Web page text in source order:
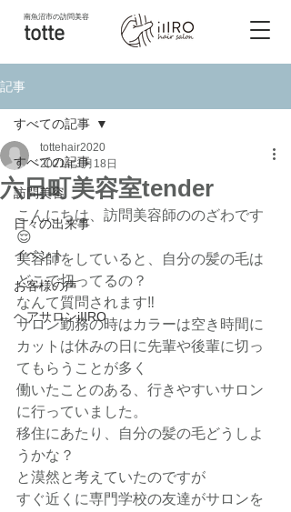
南魚沼市の訪問美容
totte
記事
すべての記事
訪問美容
日々の出来事
イベント
お客様の声
ヘアサロンiIIRO
すべての記事
六日町美容室tender
tottehair2020
2021年1月18日
こんにちは、訪問美容師ののざわです
😌
美容師をしていると、自分の髪の毛は
どこで切ってるの？
なんて質問されます‼️
サロン勤務の時はカラーは空き時間に
カットは休みの日に先輩や後輩に切っ
てもらうことが多く
働いたことのある、行きやすいサロン
に行っていました。
移住にあたり、自分の髪の毛どうしよ
うかな？
と漠然と考えていたのですが
すぐ近くに専門学校の友達がサロンを